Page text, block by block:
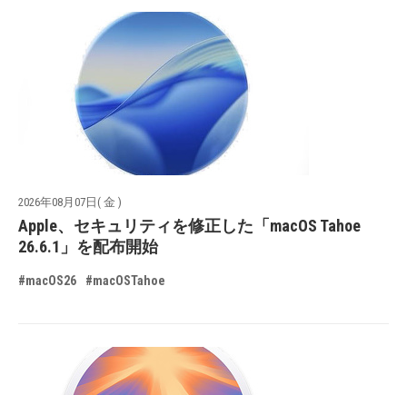
2026年08月07日( 金 )
Apple、セキュリティを修正した「macOS Tahoe
26.6.1」を配布開始
#macOS26 #macOSTahoe